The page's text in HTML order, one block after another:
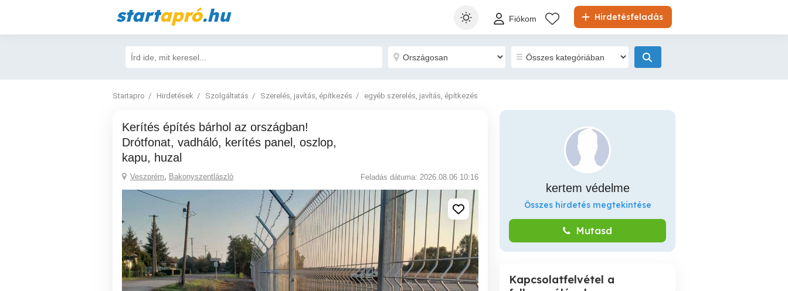
startapró.hu Hirdetésfeladás
Fiókom
Startapro Hirdetések Szolgáltatás Szerelés, javítás, építkezés egyéb szerelés, javítás, építkezés
Kerítés építés bárhol az országban!
Drótfonat, vadháló, kerítés panel, oszlop,
kapu, huzal
Veszprém, Bakonyszentlászló Feladás dátuma: 2026.08.06 10:16
kertem védelme
Összes hirdetés megtekintése
Mutasd
Kapcsolatfelvétel a